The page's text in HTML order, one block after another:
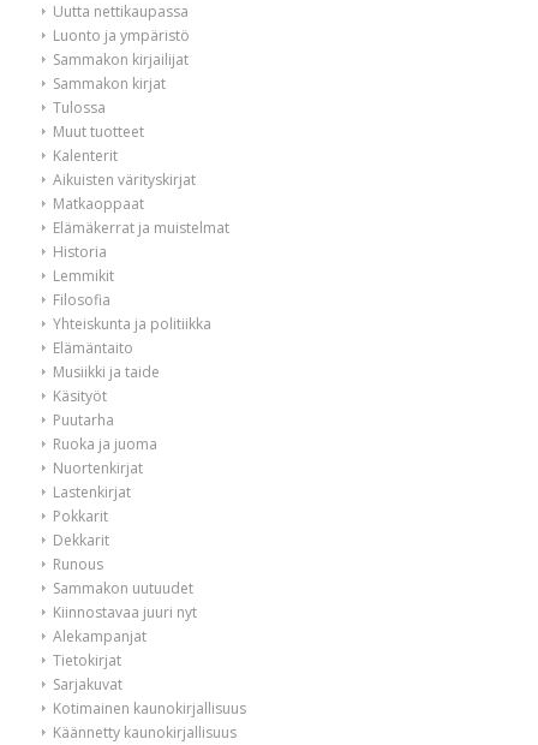
Uutta nettikaupassa
Luonto ja ympäristö
Sammakon kirjailijat
Sammakon kirjat
Tulossa
Muut tuotteet
Kalenterit
Aikuisten värityskirjat
Matkaoppaat
Elämäkerrat ja muistelmat
Historia
Lemmikit
Filosofia
Yhteiskunta ja politiikka
Elämäntaito
Musiikki ja taide
Käsityöt
Puutarha
Ruoka ja juoma
Nuortenkirjat
Lastenkirjat
Pokkarit
Dekkarit
Runous
Sammakon uutuudet
Kiinnostavaa juuri nyt
Alekampanjat
Tietokirjat
Sarjakuvat
Kotimainen kaunokirjallisuus
Käännetty kaunokirjallisuus